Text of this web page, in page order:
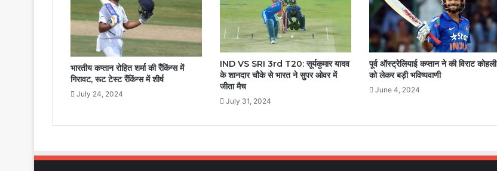
भारतीय कप्तान रोहित शर्मा की रैंकिंग्स में
गिरावट, रूट टेस्ट रैंकिंग्स में शीर्ष
July 24, 2024
IND VS SRI 3rd T20: सूर्यकुमार यादव
के शानदार चौके से भारत ने सुपर ओवर में
जीता मैच
July 31, 2024
पूर्व ऑस्ट्रेलियाई कप्तान ने की विराट कोहली
को लेकर बड़ी भविष्यवाणी
June 4, 2024